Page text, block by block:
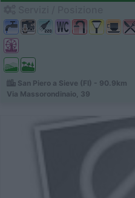
San Piero a Sieve (FI) - 90.9km
Via Massorondinaio, 39